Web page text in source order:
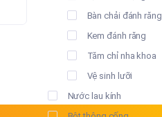
Bàn chải đánh răng
Kem đánh răng
Tăm chỉ nha khoa
Vệ sinh lưỡi
Nước lau kính